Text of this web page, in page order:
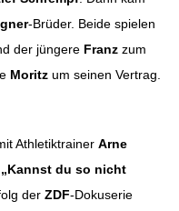
-Brüder. Beide spielen
der jüngere Franz zum
Moritz um seinen Vertrag.
Athletiktrainer Arne
„Kannst du so nicht
der ZDF-Dokuserie